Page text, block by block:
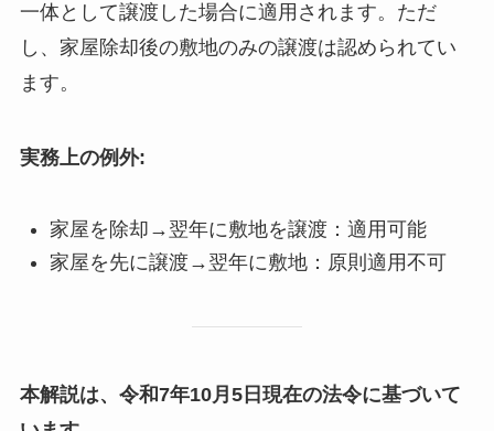
一体として譲渡した場合に適用されます。ただ
し、家屋除却後の敷地のみの譲渡は認められてい
ます。
実務上の例外:
家屋を除却→翌年に敷地を譲渡：適用可能
家屋を先に譲渡→翌年に敷地：原則適用不可
本解説は、令和7年10月5日現在の法令に基づいて